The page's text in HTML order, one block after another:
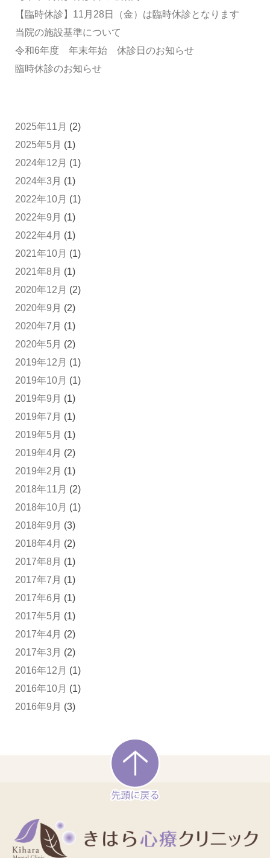
【臨時休診】11月28日（金）は臨時休診となります
当院の施設基準について
令和6年度 年末年始 休診日のお知らせ
臨時休診のお知らせ
2025年11月 (2)
2025年5月 (1)
2024年12月 (1)
2024年3月 (1)
2022年10月 (1)
2022年9月 (1)
2022年4月 (1)
2021年10月 (1)
2021年8月 (1)
2020年12月 (2)
2020年9月 (2)
2020年7月 (1)
2020年5月 (2)
2019年12月 (1)
2019年10月 (1)
2019年9月 (1)
2019年7月 (1)
2019年5月 (1)
2019年4月 (2)
2019年2月 (1)
2018年11月 (2)
2018年10月 (1)
2018年9月 (3)
2018年4月 (2)
2017年8月 (1)
2017年7月 (1)
2017年6月 (1)
2017年5月 (1)
2017年4月 (2)
2017年3月 (2)
2016年12月 (1)
2016年10月 (1)
2016年9月 (3)